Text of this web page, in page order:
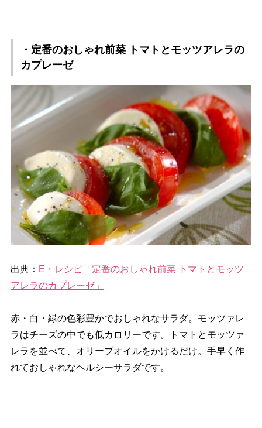
・定番のおしゃれ前菜 トマトとモッツアレラの
カプレーゼ
出典： E・レシピ「定番のおしゃれ前菜 トマトとモッツ
アレラのカプレーゼ」
赤・白・緑の色彩豊かでおしゃれなサラダ。モッツァレ
ラはチーズの中でも低カロリーです。トマトとモッツァ
レラを並べて、オリーブオイルをかけるだけ。手早く作
れておしゃれなヘルシーサラダです。